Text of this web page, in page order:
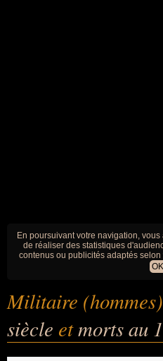
En poursuivant votre navigation,
de réaliser des statistiques
contenus ou publicités adaptés
OK
Militaire (hommes)
siècle etmorts au